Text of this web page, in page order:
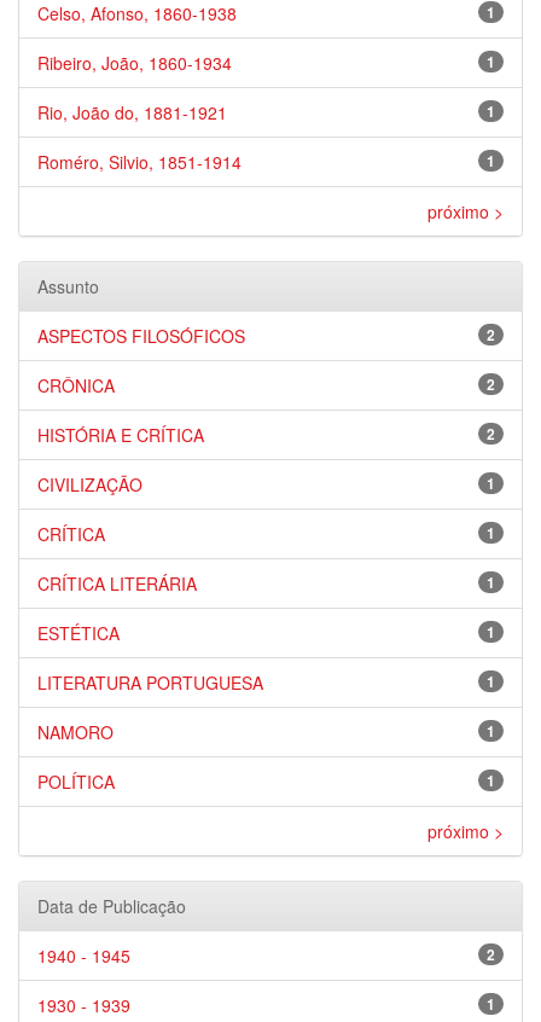
1
Celso, Afonso, 1860-1938
1
Ribeiro, João, 1860-1934
1
Rio, João do, 1881-1921
1
Roméro, Silvio, 1851-1914
próximo >
Assunto
2
ASPECTOS FILOSÓFICOS
2
CRÔNICA
2
HISTÓRIA E CRÍTICA
1
CIVILIZAÇÃO
1
CRÍTICA
1
CRÍTICA LITERÁRIA
1
ESTÉTICA
1
LITERATURA PORTUGUESA
1
NAMORO
1
POLÍTICA
próximo >
Data de Publicação
2
1940 - 1945
1
1930 - 1939